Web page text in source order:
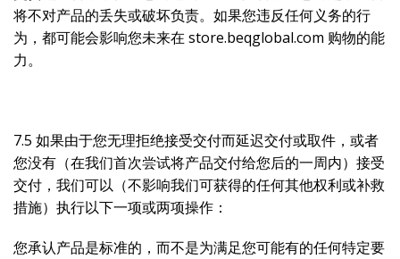
将不对产品的丢失或破坏负责。如果您违反任何义务的行
为，都可能会影响您未来在 store.beqglobal.com 购物的能
力。
7.5 如果由于您无理拒绝接受交付而延迟交付或取件，或者
您没有（在我们首次尝试将产品交付给您后的一周内）接受
交付，我们可以（不影响我们可获得的任何其他权利或补救
措施）执行以下一项或两项操作：
您承认产品是标准的，而不是为满足您可能有的任何特定要